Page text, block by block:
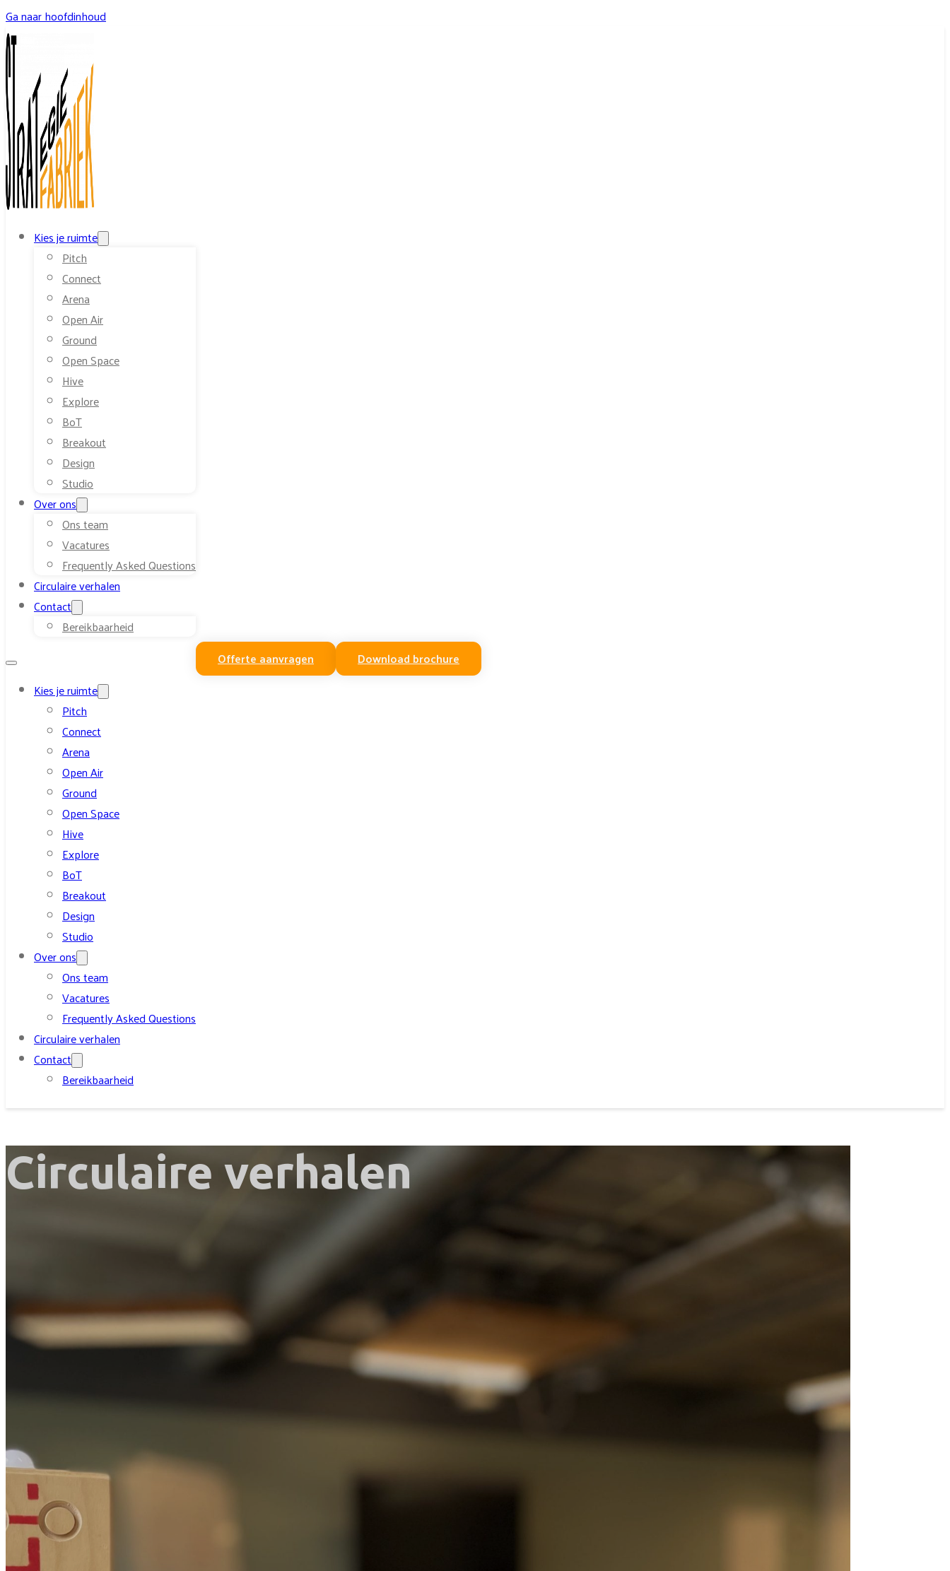
Ga naar hoofdinhoud
Kies je ruimte
Pitch
Connect
Arena
Open Air
Ground
Open Space
Hive
Explore
BoT
Breakout
Design
Studio
Over ons
Ons team
Vacatures
Frequently Asked Questions
Circulaire verhalen
Contact
Bereikbaarheid
Kies je ruimte
Pitch
Connect
Arena
Open Air
Ground
Open Space
Hive
Explore
BoT
Breakout
Design
Studio
Over ons
Ons team
Vacatures
Frequently Asked Questions
Circulaire verhalen
Contact
Bereikbaarheid
Offerte aanvragen Download brochure
Circulaire verhalen